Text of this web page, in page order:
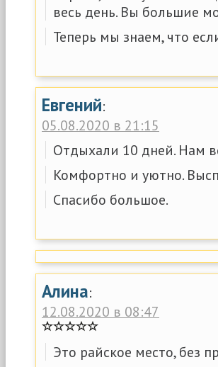
весь день. Вы большие
Теперь мы знаем, что
Евгений:
05.08.2020 в 21:15
Отдыхали 10 дней. Нам
Комфортно и уютно.
Спасибо большое.
Алина:
12.08.2020 в 08:47
Это райское место, без